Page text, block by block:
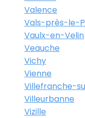
Valence
Vals-près-le-
Vaulx-en-Velin
Veauche
Vichy
Vienne
Villefranche-
Villeurbanne
Vizille